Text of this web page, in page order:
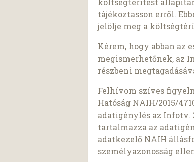
tájékoztasson erről.
jelölje meg a
Kérem, hogy abban az
megismerhetőnek, az
részbeni
Felhívom szíves
Hatóság NAIH/2015/
adatigénylés az Infotv.
tartalmazza az
adatkezelő NAIH
személyazonosság